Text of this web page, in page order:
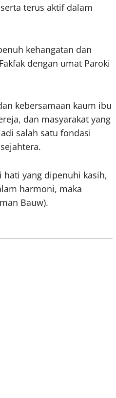
terus aktif dalam
kehangatan dan
dengan umat Paroki
kebersamaan kaum ibu
dan masyarakat yang
salah satu fondasi
hati yang dipenuhi kasih,
harmoni, maka
Bauw).